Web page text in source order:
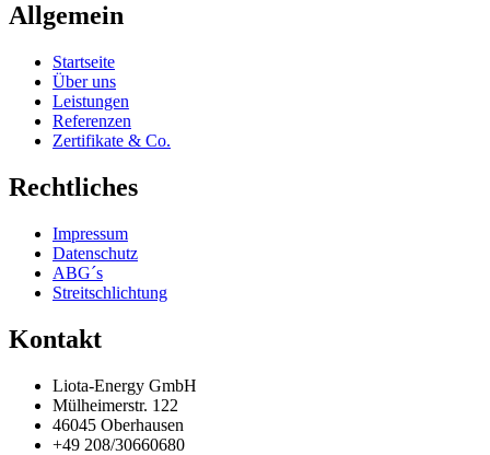
Allgemein
Startseite
Über uns
Leistungen
Referenzen
Zertifikate & Co.
Rechtliches
Impressum
Datenschutz
ABG´s
Streitschlichtung
Kontakt
Liota-Energy GmbH
Mülheimerstr. 122
46045 Oberhausen
+49 208/30660680